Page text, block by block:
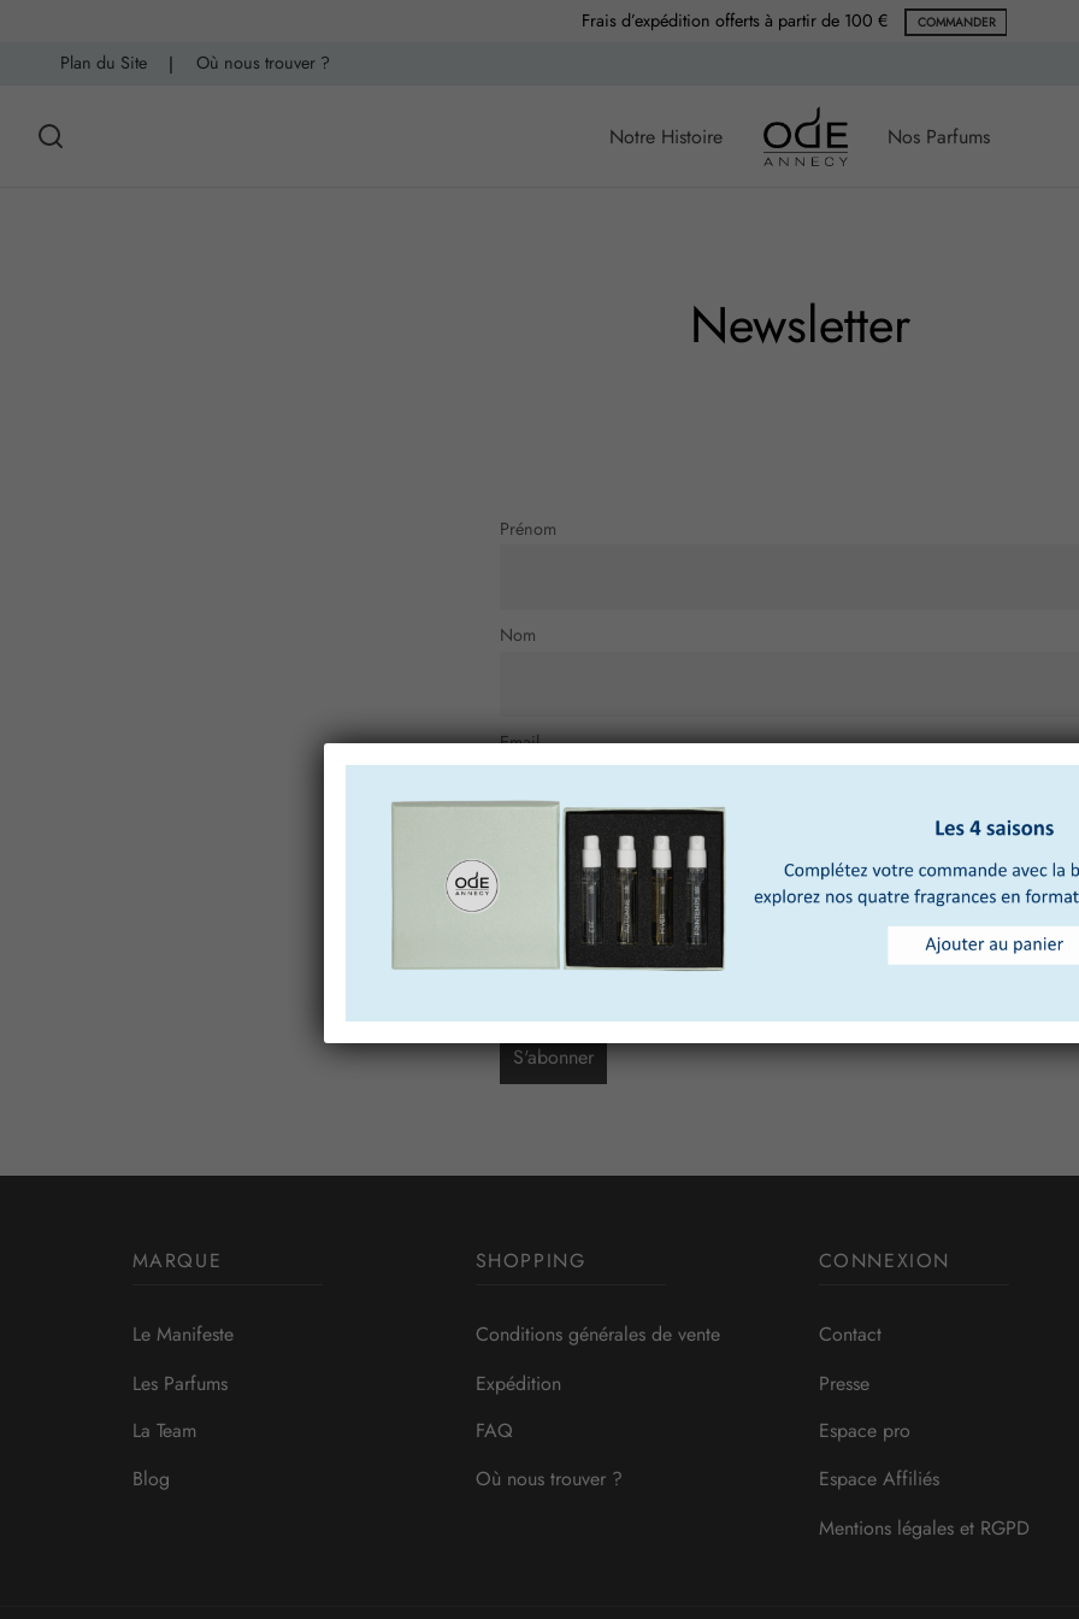
Frais d’expédition offerts à partir de 100 € COMMANDER
Plan du Site | Où nous trouver ?
Notre Histoire Nos Parfums
Newsletter
Prénom
Nom
Email
Ville (facultatif)
Je souhaite recevoir des informations sur les prochaines actualités d’Ode
MARQUE
Le Manifeste
Les Parfums
La Team
Blog
SHOPPING
Conditions générales de vente
Expédition
FAQ
Où nous trouver ?
CONNEXION
Contact
Presse
Espace pro
Espace Affiliés
Mentions légales et RGPD